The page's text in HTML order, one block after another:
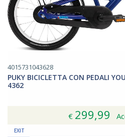
4015731043628
PUKY BICICLETTA CON PEDALI
4362
€ 299,99
EXIT